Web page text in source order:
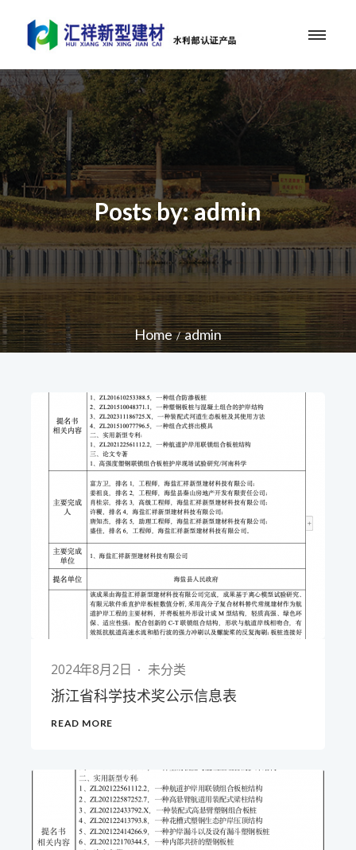
Posts by:admin
Home admin
2024年8月2日
未分类
浙江省科学技术奖公示信息表
READ MORE